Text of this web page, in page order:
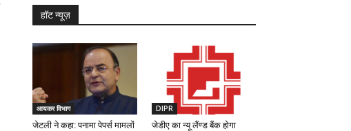
हॉट न्यूज़
आयकर विभाग
जेटली ने कहा: पनामा पेपर्स मामलों
DIPR
जेडीए का न्यू लैंण्ड बैंक होगा